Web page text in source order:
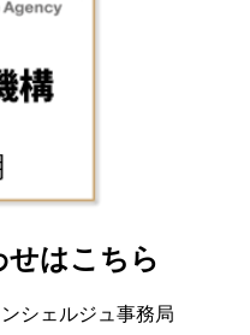
せはこちら
シェルジュ事務局